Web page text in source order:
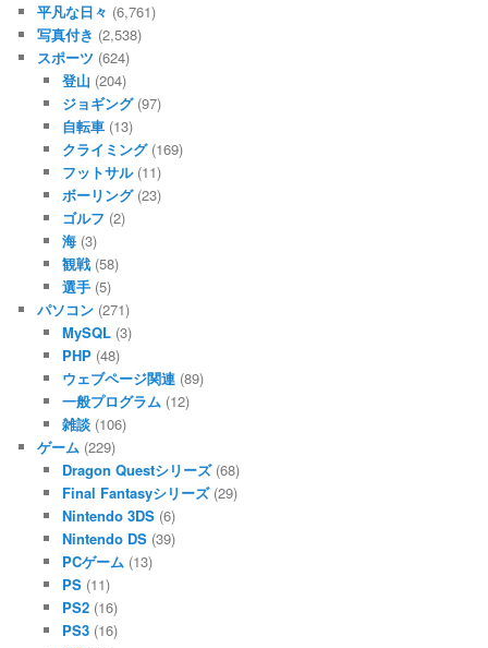
平凡な日々 (6,761)
写真付き (2,538)
スポーツ (624)
登山 (204)
ジョギング(97)
自転車(13)
クライミング(169)
フットサル(11)
ボーリング(23)
ゴルフ (2)
海(3)
観戦(58)
選手(5)
パソコン (271)
MySQL(3)
PHP(48)
ウェブページ関連(89)
一般プログラム(12)
雑談(106)
ゲーム (229)
Dragon Questシリーズ(68)
Final Fantasyシリーズ(29)
Nintendo 3DS(6)
Nintendo DS(39)
PCゲーム(13)
PS(11)
PS2(16)
PS3(16)